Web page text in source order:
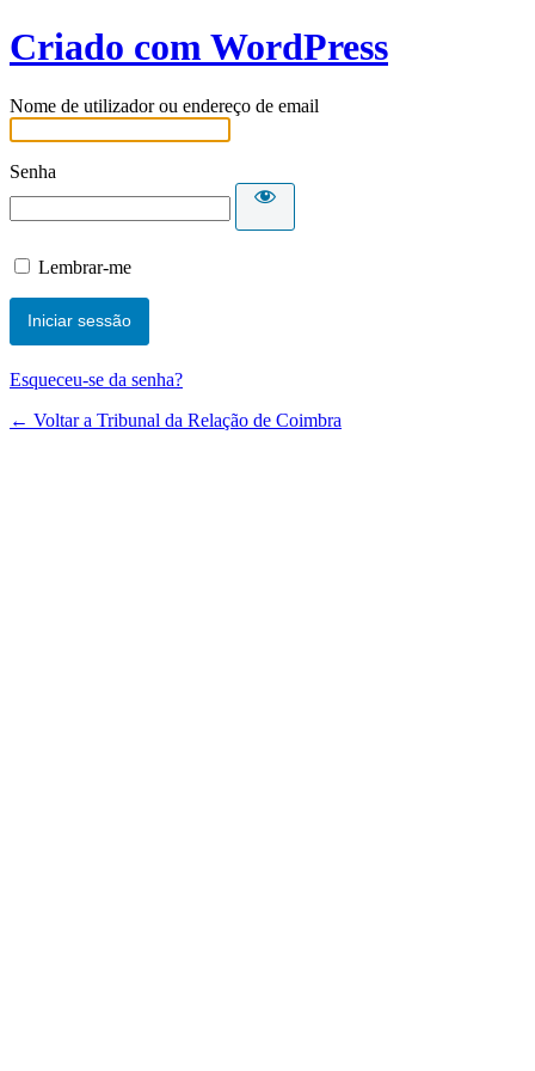
Criado com WordPress
Nome de utilizador ou endereço de email
Senha
Lembrar-me
Esqueceu-se da senha?
← Voltar a Tribunal da Relação de Coimbra